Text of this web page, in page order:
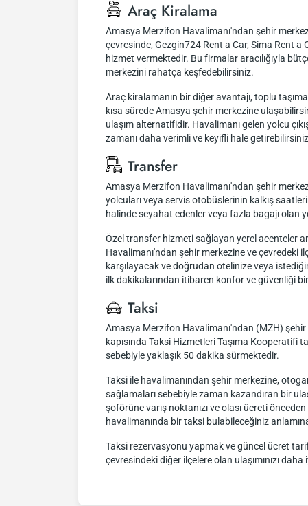
Araç Kiralama
Amasya Merzifon Havalimanı'ndan şehir
çevresinde, Gezgin724 Rent a Car, Sima Rent
hizmet vermektedir. Bu firmalar aracılığıyla
merkezini rahatça keşfedebilirsiniz.
Araç kiralamanın bir diğer avantajı, toplu
kısa sürede Amasya şehir merkezine
ulaşım alternatifidir. Havalimanı gelen yolcu
zamanı daha verimli ve keyifli hale
Transfer
Amasya Merzifon Havalimanı'ndan şehir
yolcuları veya servis otobüslerinin kalkış
halinde seyahat edenler veya fazla bagajı olan
Özel transfer hizmeti sağlayan yerel acenteler
Havalimanı'ndan şehir merkezine ve çevredeki
karşılayacak ve doğrudan otelinize veya
ilk dakikalarından itibaren konfor ve güvenliği
Taksi
Amasya Merzifon Havalimanı'ndan (MZH)
kapısında Taksi Hizmetleri Taşıma Kooperatifi
sebebiyle yaklaşık 50 dakika sürmektedir.
Taksi ile havalimanından şehir merkezine,
sağlamaları sebebiyle zaman kazandıran bir
şoförüne varış noktanızı ve olası ücreti
havalimanında bir taksi bulabileceğiniz
Taksi rezervasyonu yapmak ve güncel ücret
çevresindeki diğer ilçelere olan ulaşımınızı